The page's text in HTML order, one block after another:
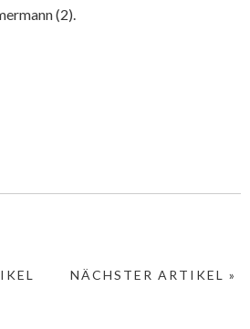
(2).
NÄCHSTER ARTIKEL »